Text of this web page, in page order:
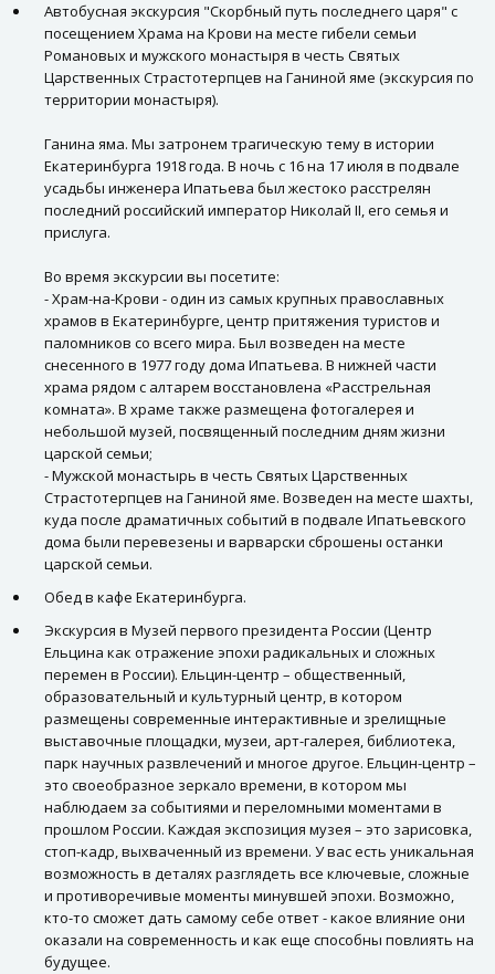
Автобусная экскурсия "Скорбный путь последнего царя" с
посещением Храма на Крови на месте гибели семьи
Романовых и мужского монастыря в честь Святых
Царственных Страстотерпцев на Ганиной яме (экскурсия по
территории монастыря).
Ганина яма. Мы затронем трагическую тему в истории
Екатеринбурга 1918 года. В ночь с 16 на 17 июля в подвале
усадьбы инженера Ипатьева был жестоко расстрелян
последний российский император Николай II, его семья и
прислуга.
Во время экскурсии вы посетите:
- Храм-на-Крови - один из самых крупных православных
храмов в Екатеринбурге, центр притяжения туристов и
паломников со всего мира. Был возведен на месте
снесенного в 1977 году дома Ипатьева. В нижней части
храма рядом с алтарем восстановлена «Расстрельная
комната». В храме также размещена фотогалерея и
небольшой музей, посвященный последним дням жизни
царской семьи;
- Мужской монастырь в честь Святых Царственных
Страстотерпцев на Ганиной яме. Возведен на месте шахты,
куда после драматичных событий в подвале Ипатьевского
дома были перевезены и варварски сброшены останки
царской семьи.
Обед в кафе Екатеринбурга.
Экскурсия в Музей первого президента России (Центр
Ельцина как отражение эпохи радикальных и сложных
перемен в России). Ельцин-центр – общественный,
образовательный и культурный центр, в котором
размещены современные интерактивные и зрелищные
выставочные площадки, музеи, арт-галерея, библиотека,
парк научных развлечений и многое другое. Ельцин-центр –
это своеобразное зеркало времени, в котором мы
наблюдаем за событиями и переломными моментами в
прошлом России. Каждая экспозиция музея – это зарисовка,
стоп-кадр, выхваченный из времени. У вас есть уникальная
возможность в деталях разглядеть все ключевые, сложные
и противоречивые моменты минувшей эпохи. Возможно,
кто-то сможет дать самому себе ответ - какое влияние они
оказали на современность и как еще способны повлиять на
будущее.